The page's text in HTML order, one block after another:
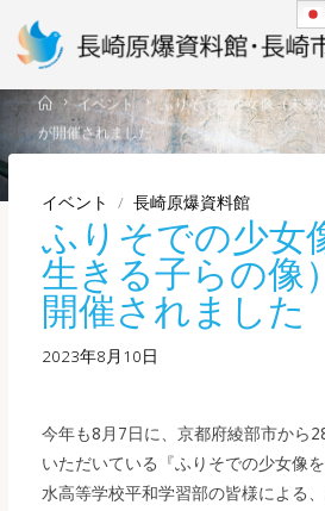
content
Homeイベント
ふりそでの少女像（未来
が開催されました
イベント / 長崎原爆資料館
ふりそでの少女
生きる子らの像
開催されました
2023年8月10日
今年も8月7日に、京都府綾部市から
いただいている『ふりそでの少女像
水高等学校平和学習部の皆様による